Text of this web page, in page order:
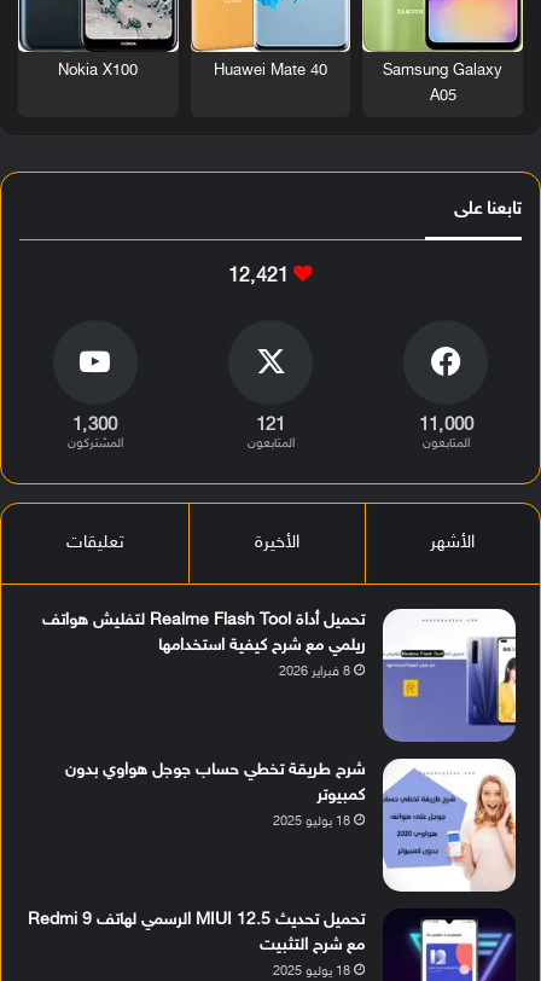
Samsung Galaxy
A05
Huawei Mate 40
Nokia X100
تابعنا على
12٬421
11٬000
المتابعون
121
المتابعون
1٬300
المشتركون
الأشهر الأخيرة تعليقات
تحميل أداة Realme Flash Tool لتفليش هواتف
ريلمي مع شرح كيفية استخدامها
8 فبراير 2026
شرح طريقة تخطي حساب جوجل هواوي بدون
كمبيوتر
18 يوليو 2025
تحميل تحديث MIUI 12.5 الرسمي لهاتف Redmi 9
مع شرح التثبيت
18 يوليو 2025